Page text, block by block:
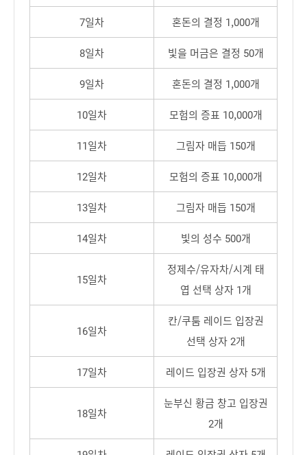
7일차 혼돈의 결정 1,000개
8일차 빛을 머금은 결정 50개
9일차 혼돈의 결정 1,000개
10일차 모험의 증표 10,000개
11일차 그림자 매듭 150개
12일차 모험의 증표 10,000개
13일차 그림자 매듭 150개
14일차 빛의 성수 500개
15일차
정제수/유자차/시계 태
엽 선택 상자 1개
16일차
칸/쿠툼 레이드 입장권
선택 상자 2개
17일차 레이드 입장권 상자 5개
18일차
눈부신 황금 창고 입장권
2개